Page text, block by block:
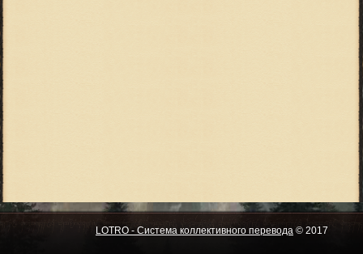
LOTRO - Система коллективного перевода © 2017